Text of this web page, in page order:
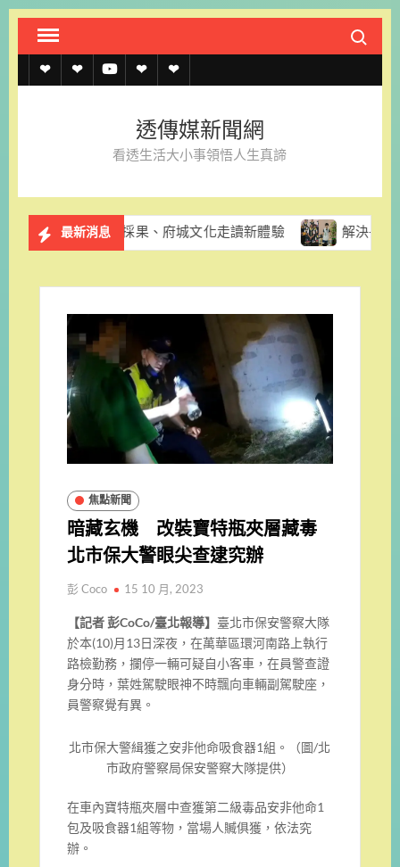
Skip
content
Search
透
約
透
上
記
單
透 聯
我
官
LINE
透傳媒新聞網
看透生活大小事領悟人生真諦
最新消息
梨採果、府城文化走讀新體驗 解決長輩換照資訊亂象
焦點新聞
暗藏玄機 改裝寶特瓶夾層藏毒
北市保大警眼尖查逮究辦
彭 Coco 15 10 月, 2023
【記者 彭CoCo/臺北報導】 臺北市保安警察大隊
於本(10)月13日深夜，在萬華區環河南路上執行
路檢勤務，攔停一輛可疑自小客車，在員警查證
身分時，葉姓駕駛眼神不時飄向車輛副駕駛座，
員警察覺有異。
北市保大警緝獲之安非他命吸食器1組。（圖/北
市政府警察局保安警察大隊提供）
在車內寶特瓶夾層中查獲第二級毒品安非他命1
包及吸食器1組等物，當場人贓俱獲，依法究
辦。